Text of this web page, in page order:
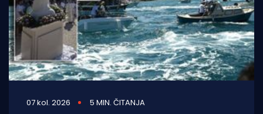
07 kol. 2026 5 MIN. ČITANJA